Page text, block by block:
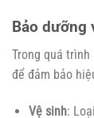
Bảo dưỡng
Trong quá
để đảm bảo
Vệ sinh: